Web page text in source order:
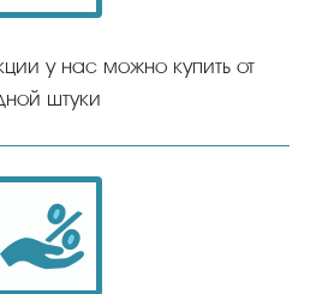
у нас можно купить от
штуки